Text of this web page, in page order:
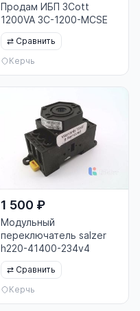
Продам ИБП 3Cott
1200VA 3C-1200-MCSE
⇄ Сравнить
Керчь
1 500 ₽
Модульный
переключатель salzer
h220-41400-234v4
⇄ Сравнить
Керчь